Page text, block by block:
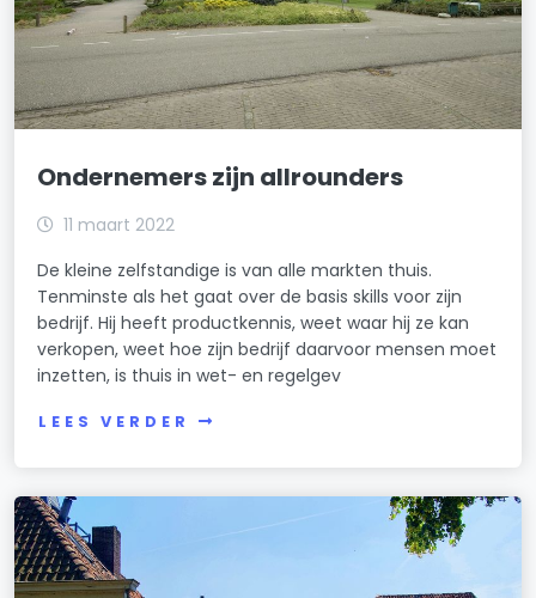
Ondernemers zijn allrounders
11 maart 2022
De kleine zelfstandige is van alle markten thuis.
Tenminste als het gaat over de basis skills voor zijn
bedrijf. Hij heeft productkennis, weet waar hij ze kan
verkopen, weet hoe zijn bedrijf daarvoor mensen moet
inzetten, is thuis in wet- en regelgev
LEES VERDER